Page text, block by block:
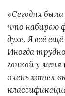
«Сегодня
что набираю
духе. Я всё
Иногда
гонкой у
очень хотел